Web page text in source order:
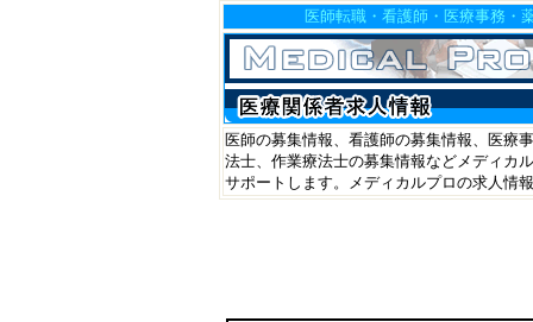
医師転職・看護師・医療事
医師の募集情報、看護師の募集情報、医療
法士、作業療法士の募集情報などメディカ
サポートします。メディカルプロの求人情